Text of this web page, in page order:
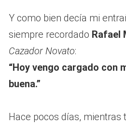
Y como bien decía mi
siempre recordado Rafael
Cazador Novato:
“Hoy vengo cargado con
buena.”
Hace pocos días, mientras